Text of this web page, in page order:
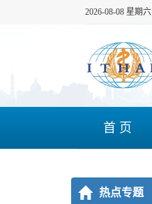
2026-08-08 星期六
首 页
热点专题